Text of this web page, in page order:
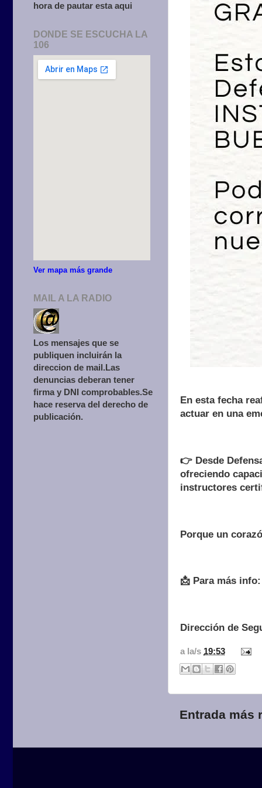
En esta fecha
actuar en una
👉 Desde
ofreciendo
instructores
Porque un
📩 Para más
Dirección de
a la/s 19:53
Entrada más
hora de pautar esta aqui
DONDE SE ESCUCHA LA
106
Ver mapa más grande
MAIL A LA RADIO
Los mensajes que se
publiquen incluirán la
direccion de mail.Las
denuncias deberan tener
firma y DNI comprobables.Se
hace reserva del derecho de
publicación.